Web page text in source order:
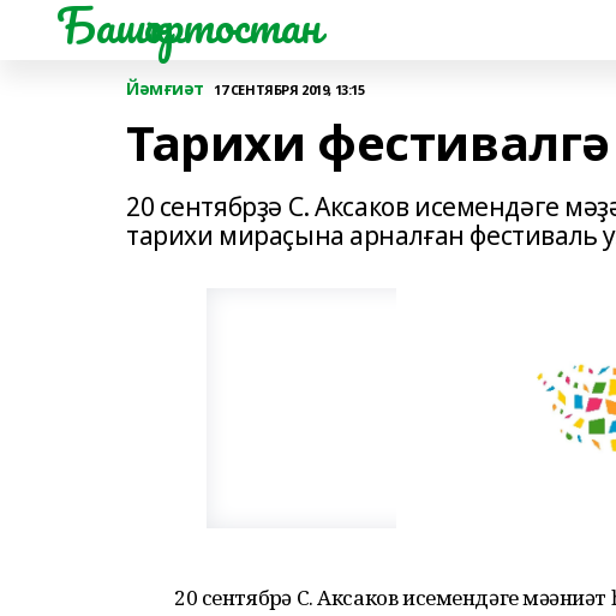
Башҡортостан
Йәмғиәт 17 СЕНТЯБРЯ 2019, 13:15
Тарихи
20 сентябрҙә С. Аксаков исемендәге
тарихи мираҫына арналған фестиваль
20 сентябрҙә С. Аксаков исемендәге